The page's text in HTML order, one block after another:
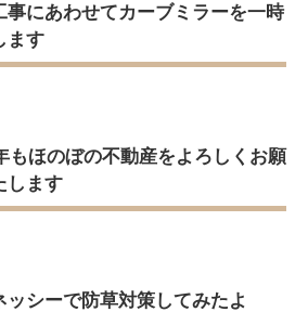
事にあわせてカーブミラーを一時
ます
もほのぼの不動産をよろしくお願
します
ッシーで防草対策してみたよ